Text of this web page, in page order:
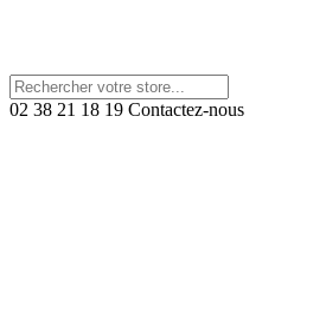
02 38 21 18 19 Contactez-nous